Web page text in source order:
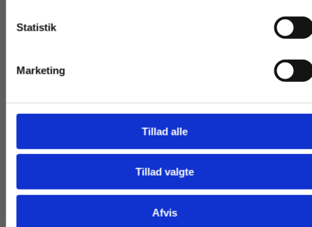
Statistik
Marketing
Tillad alle
Tillad valgte
Afvis
TAP. Teori til analyse og praksis i
Line Højgaard Porse Bonnie Bay Andersen
Fra
Kostlære og -
Fra
Gå til praxisOnline